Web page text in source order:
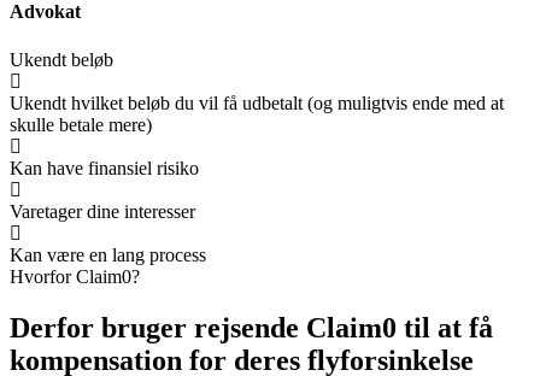
Advokat
Ukendt beløb
Ukendt hvilket beløb du vil få udbetalt (og muligtvis ende med at
skulle betale mere)
Kan have finansiel risiko
Varetager dine interesser
Kan være en lang process
Hvorfor Claim0?
Derfor bruger rejsende Claim0 til at få
kompensation for deres flyforsinkelse